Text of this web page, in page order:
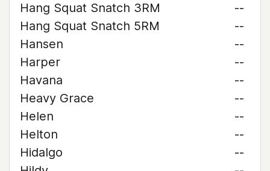
Hang Squat Snatch 3RM
--
Hang Squat Snatch 5RM
--
Hansen
--
Harper
--
Havana
--
Heavy Grace
--
Helen
--
Helton
--
Hidalgo
--